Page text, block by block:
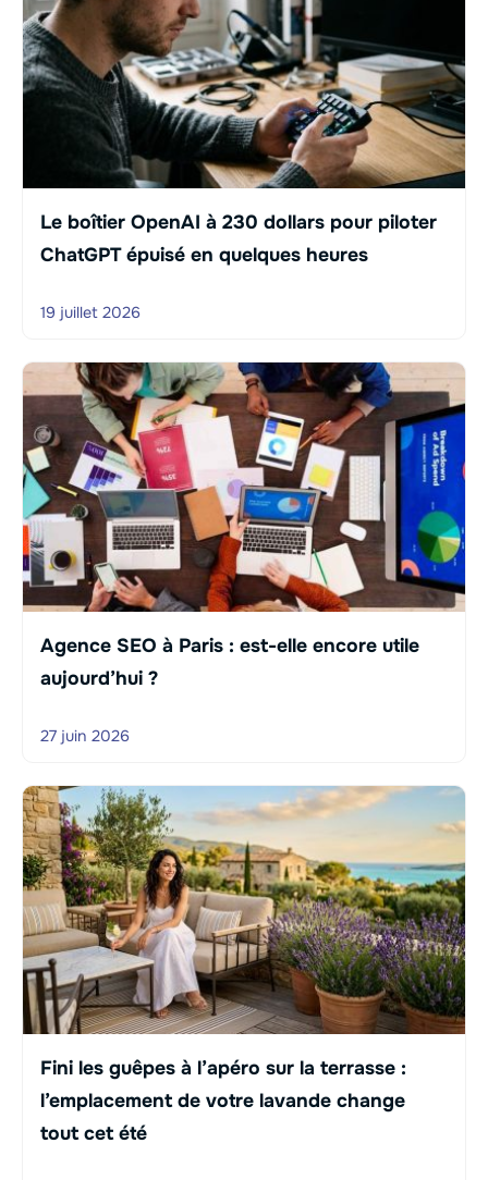
Le boîtier OpenAI à 230 dollars pour piloter
ChatGPT épuisé en quelques heures
19 juillet 2026
Agence SEO à Paris : est-elle encore utile
aujourd’hui ?
27 juin 2026
Fini les guêpes à l’apéro sur la terrasse :
l’emplacement de votre lavande change
tout cet été